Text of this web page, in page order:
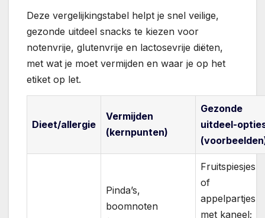
Deze vergelijkingstabel helpt je snel veilige,
gezonde uitdeel snacks te kiezen voor
notenvrije, glutenvrije en lactosevrije diëten,
met wat je moet vermijden en waar je op het
etiket op let.
Dieet/allergie
Vermijden
(kernpunten)
Gezonde
uitdeel-
Pinda’s,
boomnoten
Fruitspiesjes
of
appelpartjes
met kaneel;